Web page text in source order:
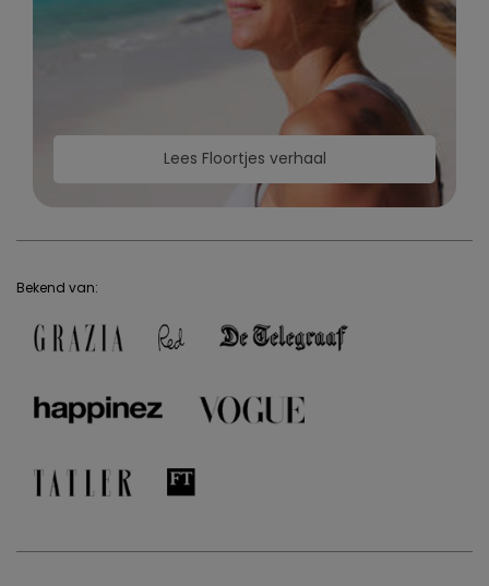
Lees Floortjes verhaal
Bekend van: